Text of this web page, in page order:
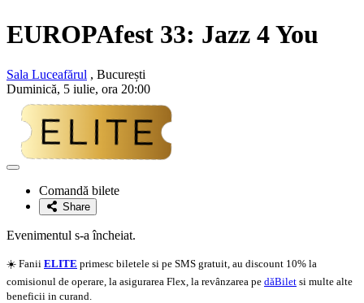
EUROPAfest 33: Jazz 4 You
Sala Luceafărul , București
Duminică, 5 iulie, ora 20:00
Adaugă
favoriteComandă bilete
Share
Evenimentul s-a încheiat.
☀️ Fanii ELITE primesc biletele si pe SMS gratuit, au discount 10% la
comisionul de operare, la asigurarea Flex, la revânzarea pe dăBilet si multe alte
beneficii in curand.